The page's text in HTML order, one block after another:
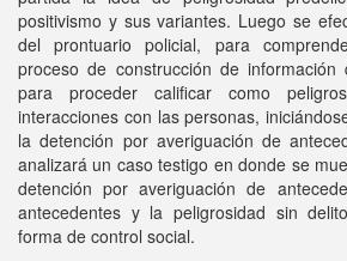
positivismo y sus variantes. Luego se
del prontuario policial, para
proceso de construcción de
para proceder calificar como
interacciones con las personas,
la detención por averiguación de
analizará un caso testigo en donde se
detención por averiguación de
antecedentes y la peligrosidad sin
forma de control social.